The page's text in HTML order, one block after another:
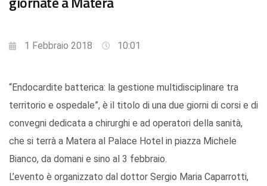
1 Febbraio 2018 10:01
“Endocardite batterica: la gestione multidisciplinare tra
territorio e ospedale”, è il titolo di una due giorni di corsi e di
convegni dedicata a chirurghi e ad operatori della sanità,
che si terrà a Matera al Palace Hotel in piazza Michele
Bianco, da domani e sino al 3 febbraio.
L’evento è organizzato dal dottor Sergio Maria Caparrotti,